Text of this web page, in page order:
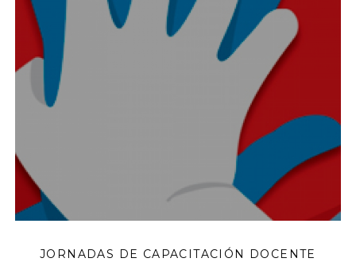
JORNADAS DE CAPACITACIÓN DOCENTE